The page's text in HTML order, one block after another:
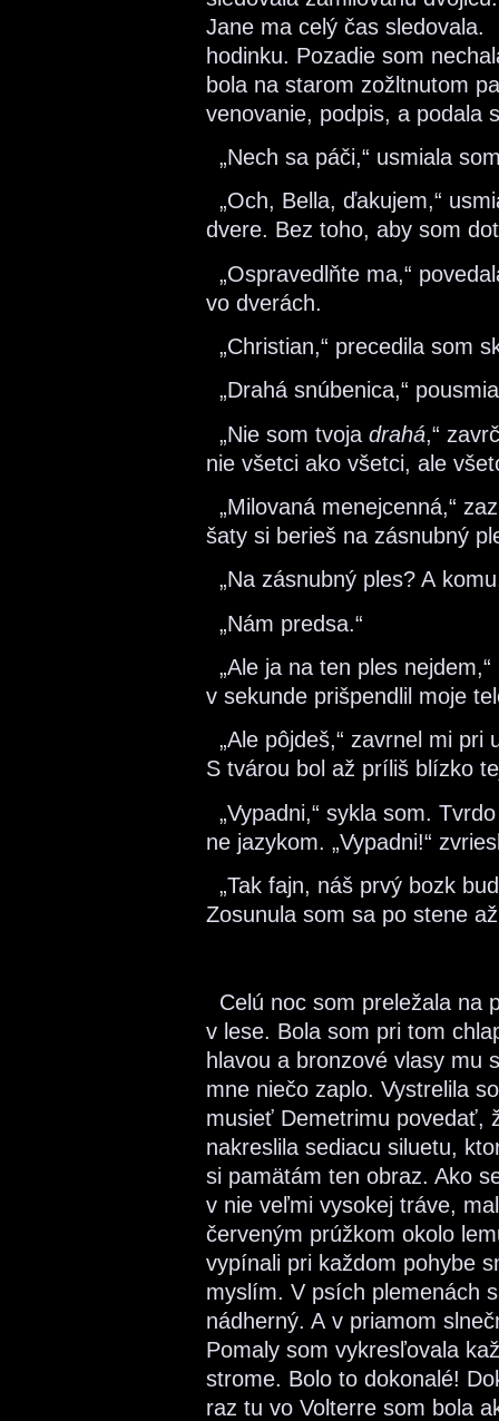
Jane ma celý čas
hodinku. Pozadie som
bola na starom zožltnutom
venovanie, podpis, a podala
„Nech sa páči,“ usmiala
„Och, Bella, ďakujem,“
dvere. Bez toho, aby som
„Ospravedlňte ma,“
vo dverách.
„Christian,“ precedila som
„Drahá snúbenica,“
„Nie som tvoja drahá,“
nie všetci ako všetci, ale
„Milovaná menejcenná,“
šaty si berieš na zásnubný
„Na zásnubný ples? A
„Nám predsa.“
„Ale ja na ten ples
v sekunde prišpendlil moje
„Ale pôjdeš,“ zavrnel mi pri
S tvárou bol až príliš blízko
„Vypadni,“ sykla som.
ne jazykom. „Vypadni!“
„Tak fajn, náš prvý bozk
Zosunula som sa po stene
Celú noc som preležala na
v lese. Bola som pri tom
hlavou a bronzové vlasy mu
mne niečo zaplo. Vystrelila
musieť Demetrimu povedať,
nakreslila sediacu siluetu,
si pamätám ten obraz. Ako
v nie veľmi vysokej tráve,
červeným prúžkom okolo
vypínali pri každom pohybe
myslím. V psích plemenách
nádherný. A v priamom
Pomaly som vykresľovala
strome. Bolo to dokonalé!
raz tu vo Volterre som bola